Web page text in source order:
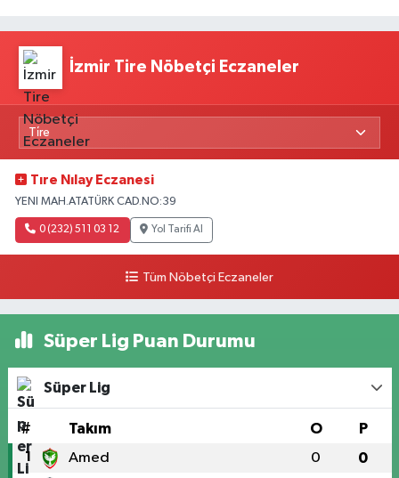
İzmir Tire Nöbetçi Eczaneler
Tıre Nılay Eczanesi
YENI MAH.ATATÜRK CAD.NO:39
0 (232) 511 03 12 Yol Tarifi Al
Tüm Nöbetçi Eczaneler
Süper Lig Puan Durumu
Süper Lig
# Takım O P
1 Amed 0 0